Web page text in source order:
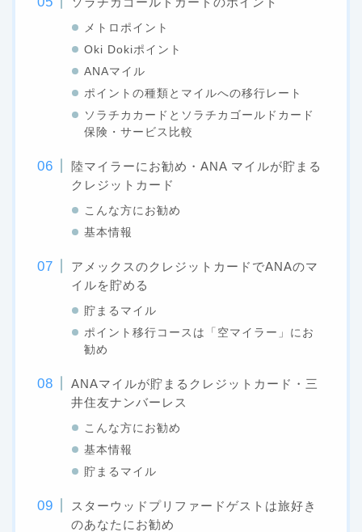
メトロポイント
Oki Dokiポイント
ANAマイル
ポイントの種類とマイルへの移行レート
ソラチカカードとソラチカゴールドカード
保険・サービス比較
陸マイラーにお勧め・ANA マイルが貯まる
クレジットカード
こんな方にお勧め
基本情報
アメックスのクレジットカードでANAのマ
イルを貯める
貯まるマイル
ポイント移行コースは「空マイラー」にお
勧め
ANAマイルが貯まるクレジットカード・三
井住友ナンバーレス
こんな方にお勧め
基本情報
貯まるマイル
スターウッドプリファードゲストは旅好き
のあなたにお勧め